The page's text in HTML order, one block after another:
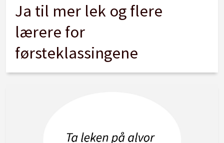
Ja til mer lek og flere
lærere for
førsteklassingene